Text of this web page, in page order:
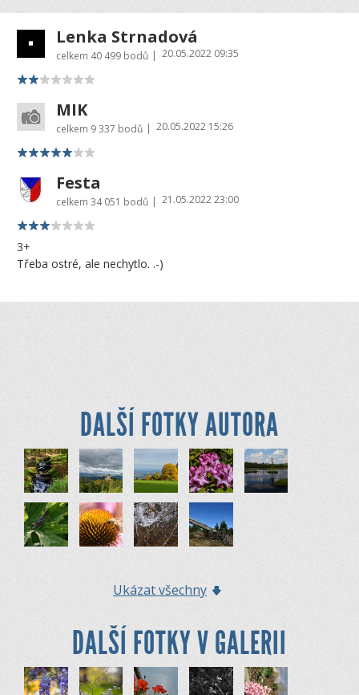
Lenka Strnadová
celkem 40 499 bodů 20.05.2022 09:35
MIK
celkem 9 337 bodů 20.05.2022 15:26
Festa
celkem 34 051 bodů 21.05.2022 23:00
3+
Třeba ostré, ale nechytlo. .-)
DALŠÍ FOTKY AUTORA
Ukázat všechny
DALŠÍ FOTKY V GALERII